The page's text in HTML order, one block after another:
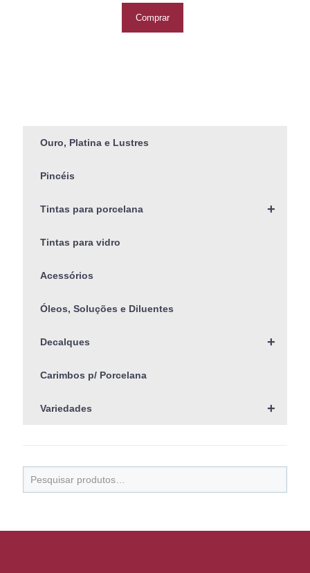
Comprar
Ouro, Platina e Lustres
Pincéis
+
Tintas para porcelana
Tintas para vidro
Acessórios
Óleos, Soluções e Diluentes
+
Decalques
Carimbos p/ Porcelana
+
Variedades